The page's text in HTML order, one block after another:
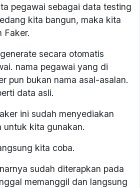
pegawai sebagai data testing
kita bangun, maka kita
Faker.
secara otomatis
nama pegawai yang di
pun bukan nama asal-asalan.
data asli.
ini sudah menyediakan
untuk kita gunakan.
kita coba.
sudah diterapkan pada
memanggil dan langsung